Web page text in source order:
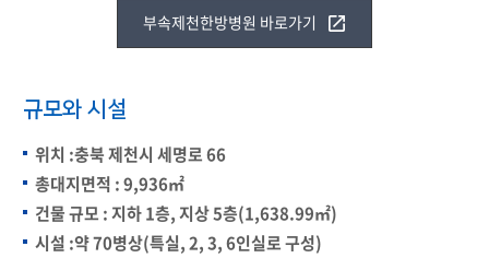
부속제천한방병원 바로가기
규모와 시설
위치 :충북 제천시 세명로 66
총대지면적 : 9,936㎡
건물 규모 : 지하 1층, 지상 5층(1,638.99㎡)
시설 :약 70병상(특실, 2, 3, 6인실로 구성)